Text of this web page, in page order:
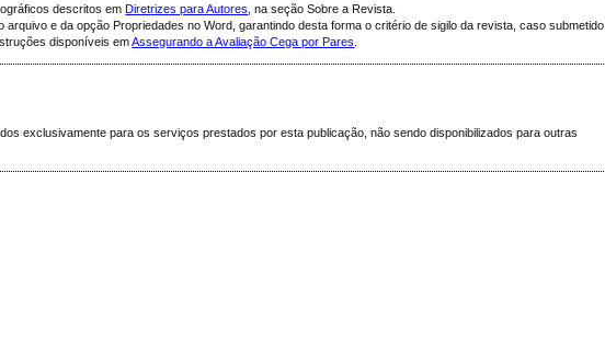
descritos emDiretrizes para Autores , na seção Sobre a Revista.
arquivo e da opção Propriedades no Word, garantindo desta forma o critério de sigilo da revista, caso submetido
disponíveis emAssegurando a Avaliação Cega por Pares
exclusivamente para os serviços prestados por esta publicação, não sendo disponibilizados para outras